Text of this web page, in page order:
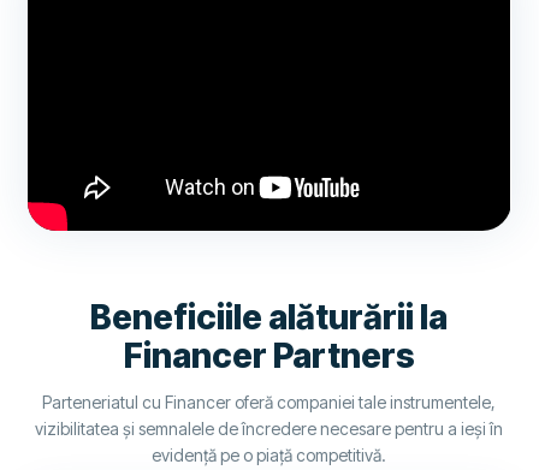
Beneficiile alăturării la
Financer Partners
Parteneriatul cu Financer oferă companiei tale instrumentele,
vizibilitatea și semnalele de încredere necesare pentru a ieși în
evidență pe o piață competitivă.